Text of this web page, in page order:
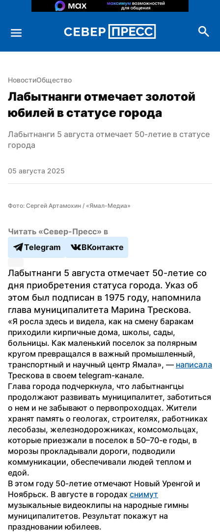
НовостиОбщество
Лабытнанги отмечает золотой
юбилей в статусе города
Лабытнанги 5 августа отмечает 50-летие в статусе
города
05 августа 2025
Фото: Сергей Артамохин / «Ямал-Медиа»
Читать «Север-Пресс» в
Telegram
ВКонтакте
Лабытнанги 5 августа отмечает 50-летие со
дня приобретения статуса города. Указ об
этом был подписан в 1975 году, напомнила
глава муниципалитета Марина Трескова.
«Я росла здесь и видела, как на смену баракам
приходили кирпичные дома, школы, сады,
больницы. Как маленький поселок за полярным
кругом превращался в важный промышленный,
транспортный и научный центр Ямала», — написала
Трескова в своем telegram-канале.
Глава города подчеркнула, что лабытнангцы
продолжают развивать муниципалитет, заботиться
о нем и не забывают о первопроходцах. Жители
хранят память о геологах, строителях, работниках
лесобазы, железнодорожниках, комсомольцах,
которые приезжали в поселок в 50–70-е годы, в
морозы прокладывали дороги, подводили
коммуникации, обеспечивали людей теплом и
едой.
В этом году 50-летие отмечают Новый Уренгой и
Ноябрьск. В августе в городах снимут
музыкальные видеоклипы на народные гимны
муниципалитетов. Результат покажут на
праздновании юбилеев.